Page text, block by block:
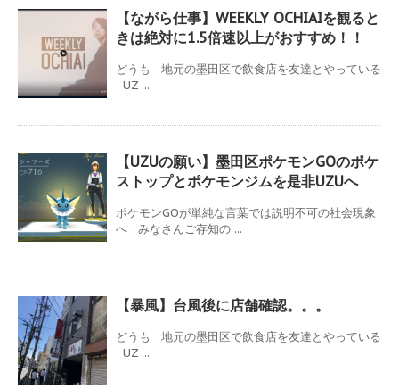
【ながら仕事】WEEKLY OCHIAIを観ると
きは絶対に1.5倍速以上がおすすめ！！
どうも 地元の墨田区で飲食店を友達とやっている
UZ ...
【UZUの願い】墨田区ポケモンGOのポケ
ストップとポケモンジムを是非UZUへ
ポケモンGOが単純な言葉では説明不可の社会現象
へ みなさんご存知の ...
【暴風】台風後に店舗確認。。。
どうも 地元の墨田区で飲食店を友達とやっている
UZ ...